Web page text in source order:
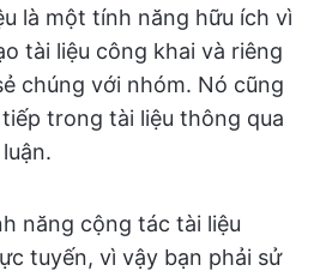
là một tính năng hữu ích vì
tài liệu công khai và riêng
chúng với nhóm. Nó cũng
trong tài liệu thông qua
năng cộng tác tài liệu
tuyến, vì vậy bạn phải sử